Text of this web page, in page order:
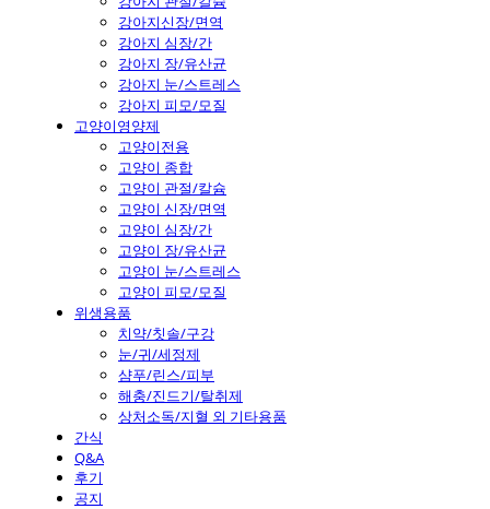
강아지신장/면역
강아지 심장/간
강아지 장/유산균
강아지 눈/스트레스
강아지 피모/모질
고양이영양제
고양이전용
고양이 종합
고양이 관절/칼슘
고양이 신장/면역
고양이 심장/간
고양이 장/유산균
고양이 눈/스트레스
고양이 피모/모질
위생용품
치약/칫솔/구강
눈/귀/세정제
샴푸/린스/피부
해충/진드기/탈취제
상처소독/지혈 외 기타용품
간식
Q&A
후기
공지